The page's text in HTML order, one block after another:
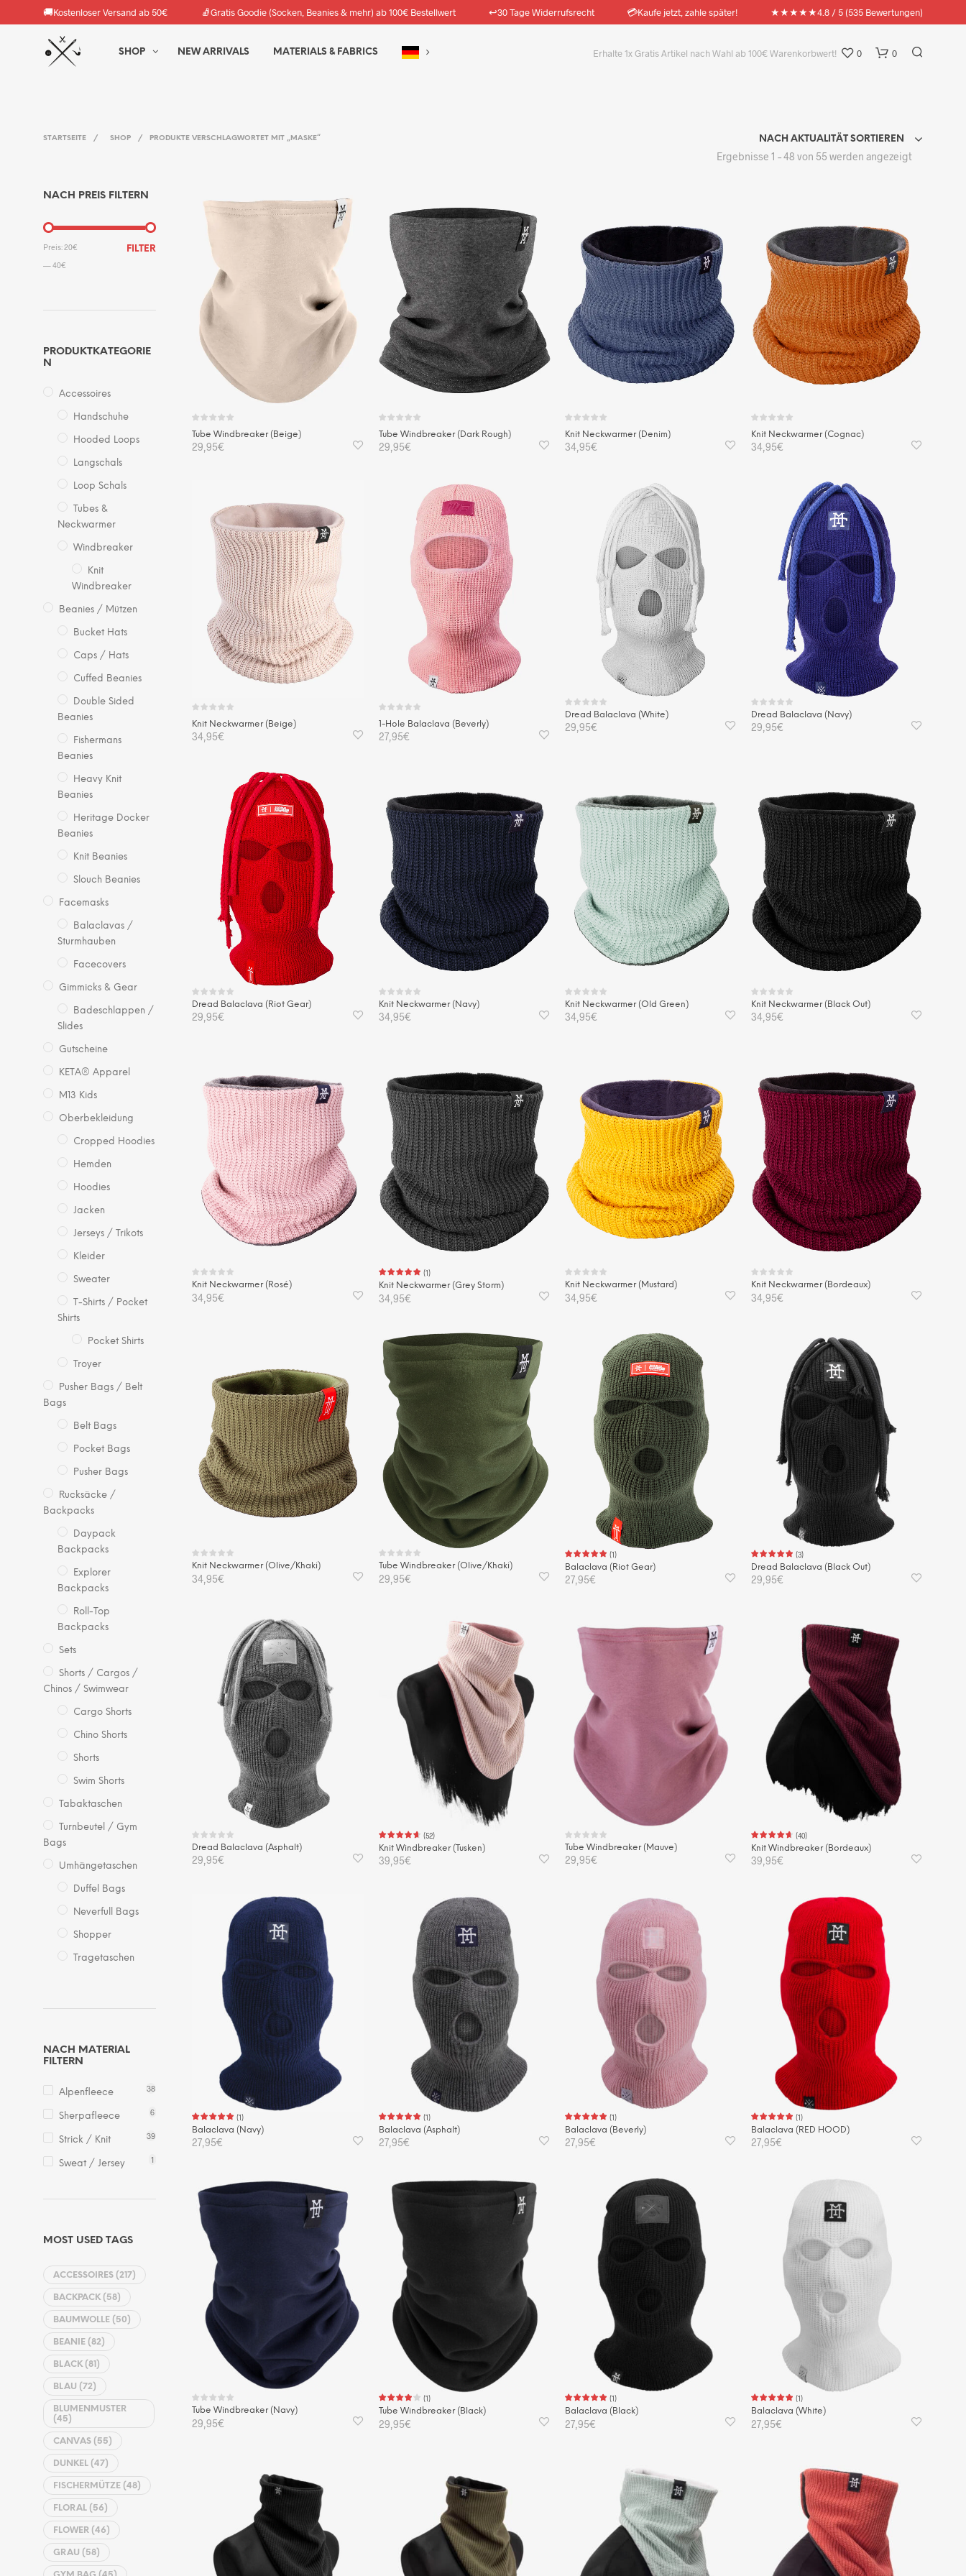
🚚Kostenloser Versand ab 50€ 🧦Gratis Goodie (Socken, Beanies & mehr) ab 100€ Bestellwert ↩️30 Tage Widerrufsrecht 💳Kaufe jetzt, zahle später! ★★★★★4.8 / 5 (535 Bewertungen)
Erhalte 1x Gratis Artikel nach Wahl ab 100€ Warenkorbwert! 0 0
SHOP NEW ARRIVALS MATERIALS & FABRICS
STARTSEITE / SHOP / PRODUKTE VERSCHLAGWORTET MIT „MASKE“ NACH AKTUALITÄT SORTIEREN
Ergebnisse 1 – 48 von 55 werden angezeigtNach
NACH PREIS FILTERN
MIN.
PREIS
MAX.
PREIS
FILTER
Preis:20€
—40€
PRODUKTKATEGORIE
N
Accessoires
Handschuhe
Hooded Loops
Langschals
Loop Schals
Tubes &
Neckwarmer
Windbreaker
Knit
Windbreaker
Beanies / Mützen
Bucket Hats
Caps / Hats
Cuffed Beanies
Double Sided
Beanies
Fishermans
Beanies
Heavy Knit
Beanies
Heritage Docker
Beanies
Knit Beanies
Slouch Beanies
Facemasks
Balaclavas /
Sturmhauben
Facecovers
Gimmicks & Gear
Badeschlappen /
Slides
Gutscheine
KETA® Apparel
M13 Kids
Oberbekleidung
Cropped Hoodies
Hemden
Hoodies
Jacken
Jerseys / Trikots
Kleider
Sweater
T-Shirts / Pocket
Shirts
Pocket Shirts
Troyer
Pusher Bags / Belt
Bags
Belt Bags
Pocket Bags
Pusher Bags
Rucksäcke /
Backpacks
Daypack
Backpacks
Explorer
Backpacks
Roll-Top
Backpacks
Sets
Shorts / Cargos /
Chinos / Swimwear
Cargo Shorts
Chino Shorts
Shorts
Swim Shorts
Tabaktaschen
Turnbeutel / Gym
Bags
Umhängetaschen
Duffel Bags
Neverfull Bags
Shopper
Tragetaschen
NACH MATERIAL
FILTERN
Alpenfleece 38
Sherpafleece 6
Strick / Knit 39
Sweat / Jersey 1
MOST USED TAGS
ACCESSOIRES (217)
BACKPACK(58)
BAUMWOLLE (50)
BEANIE (82)
BLACK(81)
BLAU (72)
BLUMENMUSTER
(45)
CANVAS (55)
DUNKEL (47)
FISCHERMÜTZE (48)
FLORAL (56)
FLOWER (46)
GRAU (58)
Tube Windbreaker (Beige)
29,95€
Tube Windbreaker (Dark Rough)
29,95€
Knit Neckwarmer (Denim)
34,95€
Knit Neckwarmer (Cognac)
34,95€
Knit Neckwarmer (Beige)
34,95€
1-Hole Balaclava (Beverly)
27,95€
Dread Balaclava (White)
29,95€
Dread Balaclava (Navy)
29,95€
Dread Balaclava (Riot Gear)
29,95€
Knit Neckwarmer (Navy)
34,95€
Knit Neckwarmer (Old Green)
34,95€
Knit Neckwarmer (Black Out)
34,95€
Knit Neckwarmer (Rosé)
34,95€
(1 )
Knit Neckwarmer (Grey Storm)
34,95€
Knit Neckwarmer (Mustard)
34,95€
Knit Neckwarmer (Bordeaux)
34,95€
Knit Neckwarmer (Olive/Khaki)
34,95€
Tube Windbreaker (Olive/Khaki)
29,95€
(1)
Balaclava (Riot Gear)
27,95€
(3)
Dread Balaclava (Black Out)
29,95€
Dread Balaclava (Asphalt)
29,95€
(52)
Knit Windbreaker (Tusken)
39,95€
Tube Windbreaker (Mauve)
29,95€
(40)
Knit Windbreaker (Bordeaux)
39,95€
(1)
Balaclava (Navy)
27,95€
(1)
Balaclava (Asphalt)
27,95€
(1)
Balaclava (Beverly)
27,95€
(1)
Balaclava (RED HOOD)
27,95€
Tube Windbreaker (Navy)
29,95€
(1 )
Tube Windbreaker (Black)
29,95€
(1 )
Balaclava (Black)
27,95€
(1 )
Balaclava (White)
27,95€